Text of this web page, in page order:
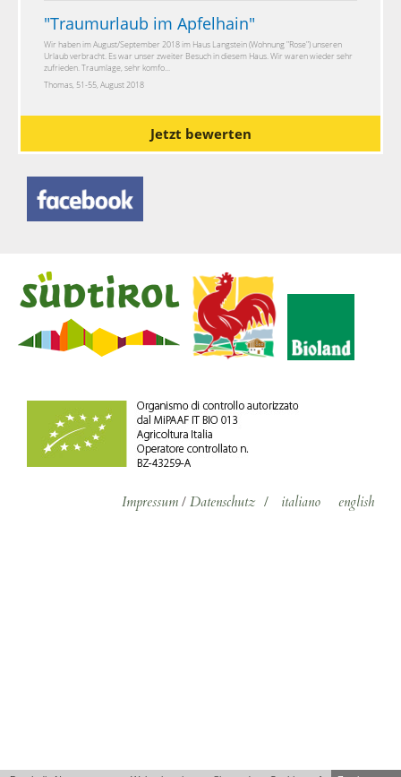
"Traumurlaub im Apfelhain"
Wir haben im August/September 2018 im Haus Langstein (Wohnung "Rose") unseren
Urlaub verbracht. Es war unser zweiter Besuch in diesem Haus. Wir waren wieder sehr
zufrieden. Traumlage, sehr komfo...
Thomas, 51-55, August 2018
Jetzt bewerten
Impressum / Datenschutz / italiano english